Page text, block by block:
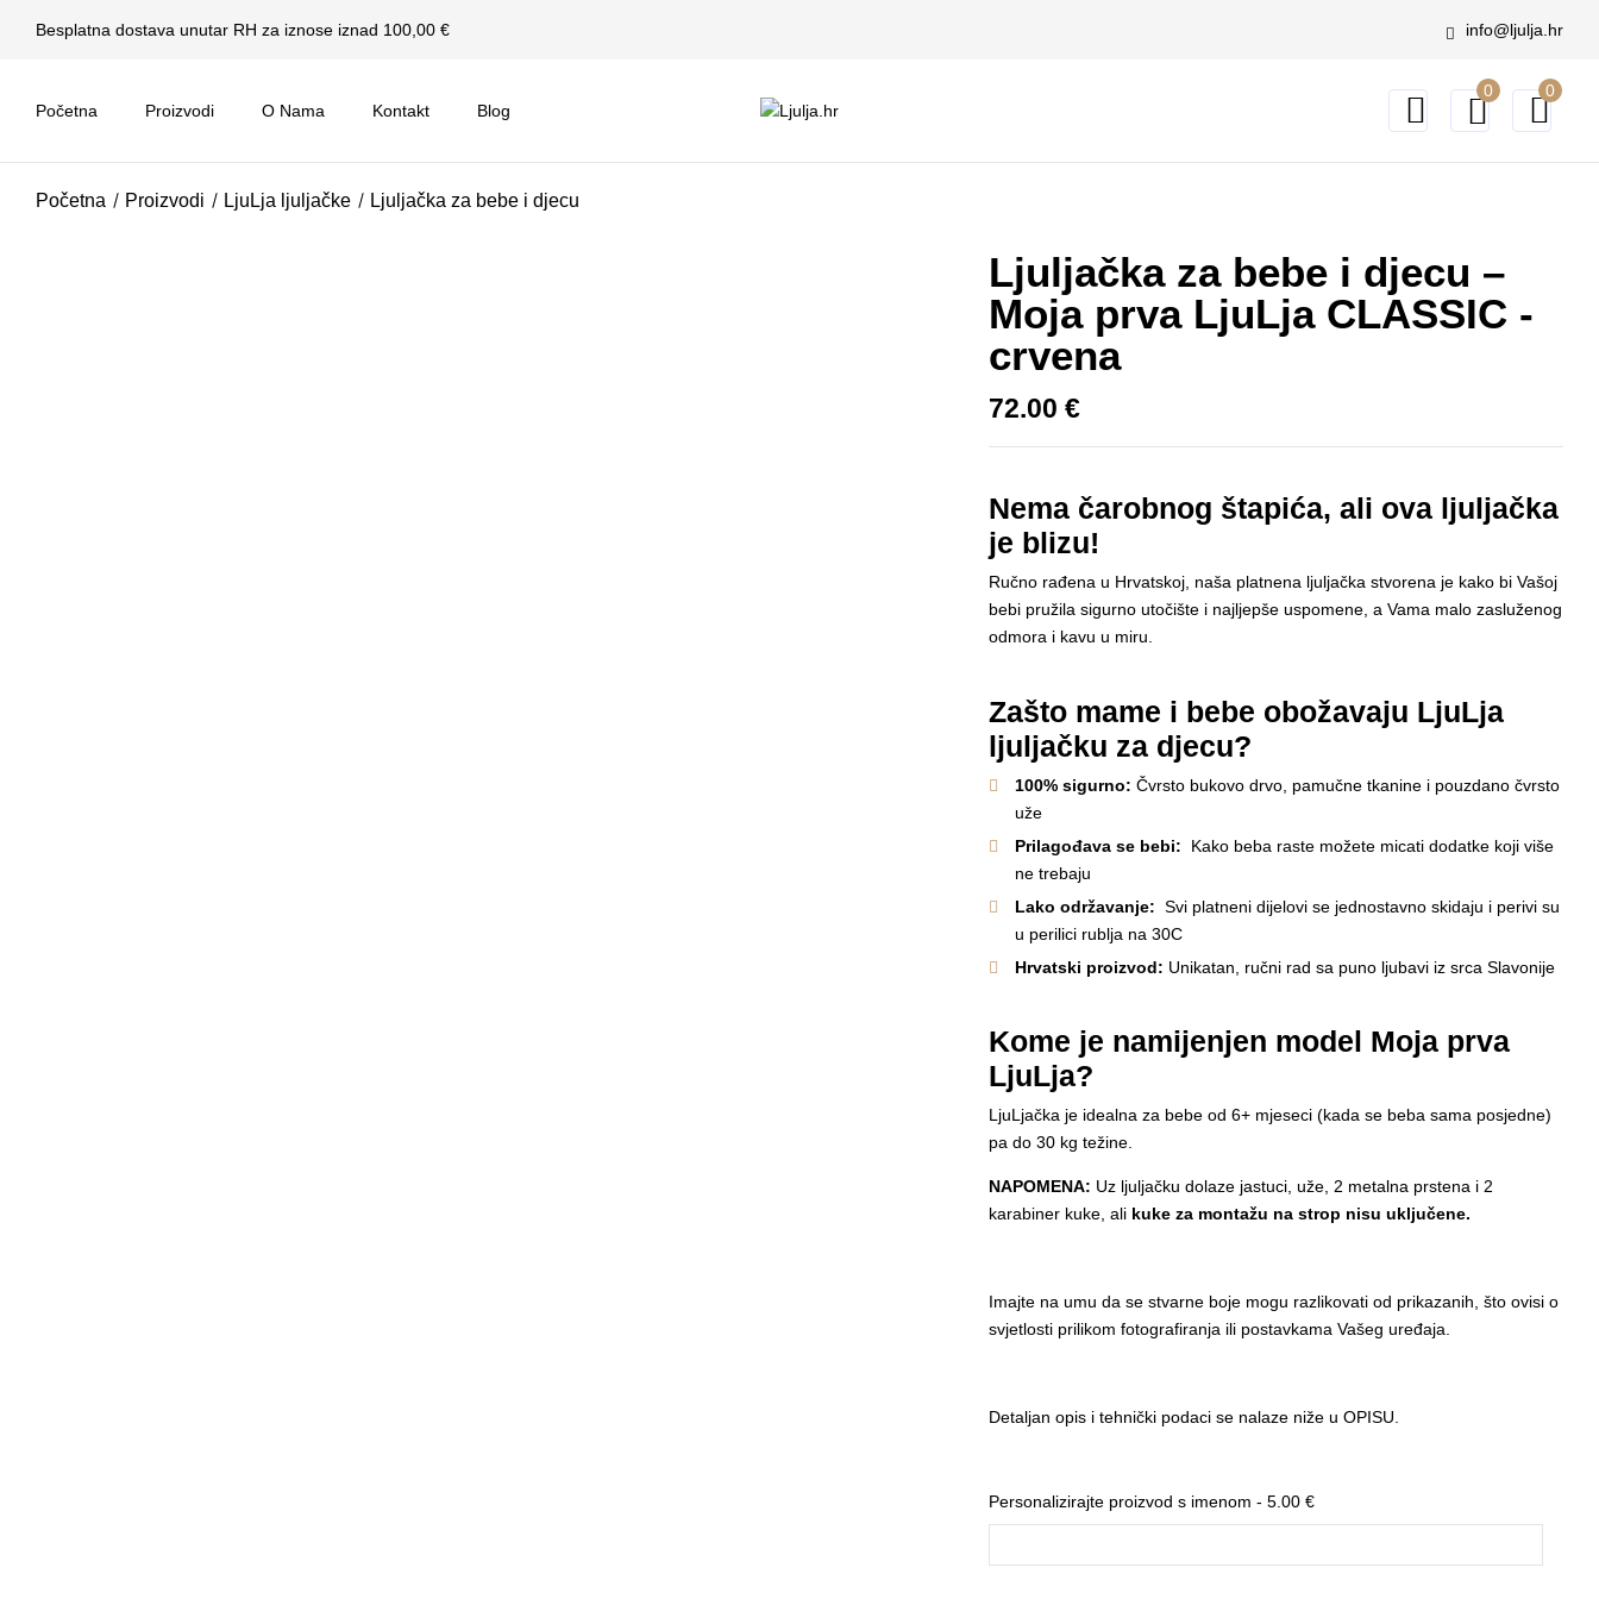
Besplatna dostava unutar RH za iznose iznad 100,00 € info@ljulja.hr
Početna Proizvodi O Nama Kontakt Blog
0 0
Početna Proizvodi LjuLja ljuljačke Ljuljačka za bebe i djecu
Ljuljačka za bebe i djecu –
Moja prva LjuLja CLASSIC -
crvena
72.00€
Nema čarobnog štapića, ali ova ljuljačka
je blizu!
Ručno rađena u Hrvatskoj, naša platnena ljuljačka stvorena je kako bi Vašoj
bebi pružila sigurno utočište i najljepše uspomene, a Vama malo zasluženog
odmora i kavu u miru.
Zašto mame i bebe obožavaju LjuLja
ljuljačku za djecu?
100% sigurno:Čvrsto bukovo drvo, pamučne tkanine i pouzdano čvrsto
uže
Prilagođava se bebi: Kako beba raste možete micati dodatke koji više
ne trebaju
Lako održavanje: Svi platneni dijelovi se jednostavno skidaju i perivi su
u perilici rublja na 30C
Hrvatski proizvod: Unikatan, ručni rad sa puno ljubavi iz srca Slavonije
Kome je namijenjen model Moja prva
LjuLja?
LjuLjačka je idealna za bebe od 6+ mjeseci (kada se beba sama posjedne)
pa do 30 kg težine.
NAPOMENA: Uz ljuljačku dolaze jastuci, uže, 2 metalna prstena i 2
karabiner kuke, ali kuke za montažu na strop nisu uključene.
Imajte na umu da se stvarne boje mogu razlikovati od prikazanih, što ovisi o
svjetlosti prilikom fotografiranja ili postavkama Vašeg uređaja.
Detaljan opis i tehnički podaci se nalaze niže u OPISU.
Personalizirajte proizvod s imenom -5.00€